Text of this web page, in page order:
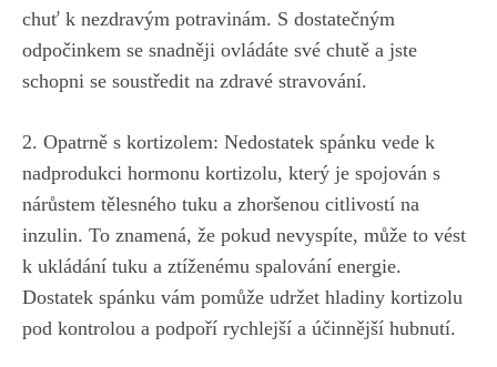
chuť​ k nezdravým potravinám. S dostatečným
odpočinkem⁣ se snadněji⁢ ovládáte své chutě a jste​
schopni se ⁣soustředit na ⁣zdravé stravování.
2. Opatrně s kortizolem: Nedostatek spánku vede k
nadprodukci hormonu‍ kortizolu, který je spojován s⁣
nárůstem tělesného tuku a​ zhoršenou citlivostí na
inzulin.⁤ To znamená, že pokud nevyspíte, může⁤ to vést
k ukládání tuku a ztíženému spalování energie.
‌Dostatek spánku vám pomůže udržet hladiny‌ kortizolu
⁢pod ‍kontrolou a podpoří rychlejší​ a účinnější hubnutí.